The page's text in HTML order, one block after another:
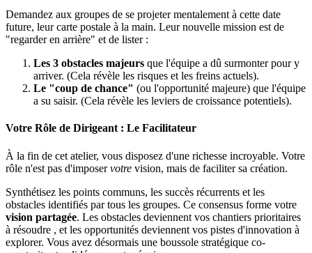
Demandez aux groupes de se projeter mentalement à cette date
future, leur carte postale à la main. Leur nouvelle mission est de
"regarder en arrière" et de lister :
Les 3 obstacles majeurs que l'équipe a dû surmonter pour y
arriver. (Cela révèle les risques et les freins actuels).
Le "coup de chance" (ou l'opportunité majeure) que l'équipe
a su saisir. (Cela révèle les leviers de croissance potentiels).
Votre Rôle de Dirigeant : Le Facilitateur
À la fin de cet atelier, vous disposez d'une richesse incroyable. Votre
rôle n'est pas d'imposervotre vision, mais de faciliter sa création.
Synthétisez les points communs, les succès récurrents et les
obstacles identifiés par tous les groupes. Ce consensus forme votre
vision partagée. Les obstacles deviennent vos chantiers prioritaires
à résoudre , et les opportunités deviennent vos pistes d'innovation à
explorer. Vous avez désormais une boussole stratégique co-